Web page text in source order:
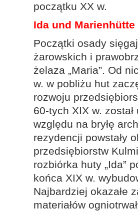
początku XX w.
Ida und Marienhütte
Początki osady
żarowskich i
żelaza „Maria”. Od
w. w pobliżu hut
rozwoju
60-tych XIX w.
względu na bryłę
rezydencji powstały
przedsiębiorstw
rozbiórka huty „Ida”
końca XIX w.
Najbardziej okazałe
materiałów